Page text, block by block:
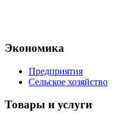
Экономика
Предприятия
Сельское хозяйство
Товары и услуги